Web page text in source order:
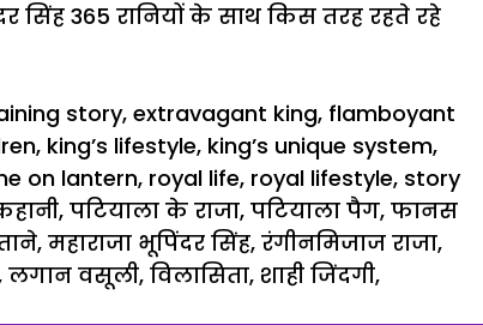
365 रानियों के साथ किस तरह रहते रहे
story, extravagant king, flamboyant
, king’s lifestyle, king’s unique system,
on lantern, royal life, royal lifestyle, story
, पटियाला के राजा, पटियाला पैग, फानस
, महाराजा भूपिंदर सिंह, रंगीनमिजाज राजा,
लगान वसूली, विलासिता, शाही जिंदगी,